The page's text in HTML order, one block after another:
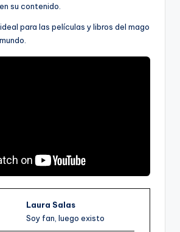
su contenido.
para las películas y libros del mago
Laura Salas
Soy fan, luego existo